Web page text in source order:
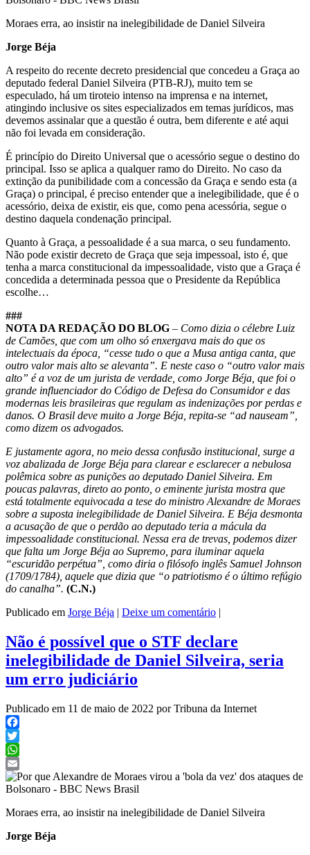
Moraes erra, ao insistir na inelegibilidade de Daniel Silveira
Jorge Béja
A respeito do recente decreto presidencial que concedeu a Graça ao
deputado federal Daniel Silveira (PTB-RJ), muito tem se
especulado, há um tiroteio intenso na imprensa e na internet,
atingindo inclusive os sites especializados em temas jurídicos, mas
devemos assinalar que a questão é outra, bem diferente e até aqui
não foi levada em consideração.
É princípio do Direito Universal que o acessório segue o destino do
principal. Isso se aplica a qualquer ramo do Direito. No caso da
extinção da punibilidade com a concessão da Graça e sendo esta (a
Graça) o principal, é preciso entender que a inelegibilidade, que é o
acessório, deixa de existir, eis que, como pena acessória, segue o
destino daquela condenação principal.
Quanto à Graça, a pessoalidade é a sua marca, o seu fundamento.
Não pode existir decreto de Graça que seja impessoal, isto é, que
tenha a marca constitucional da impessoalidade, visto que a Graça é
concedida a determinada pessoa que o Presidente da República
escolhe…
###
NOTA DA REDAÇÃO DO BLOG – Como dizia o célebre Luiz
de Camões, que com um olho só enxergava mais do que os
intelectuais da época, “cesse tudo o que a Musa antiga canta, que
outro valor mais alto se alevanta”. E neste caso o “outro valor mais
alto” é a voz de um jurista de verdade, como Jorge Béja, que foi o
grande influenciador do Código de Defesa do Consumidor e das
modernas leis brasileiras que regulam as indenizações por perdas e
danos. O Brasil deve muito a Jorge Béja, repita-se “ad nauseam”,
como dizem os advogados.
E justamente agora, no meio dessa confusão institucional, surge a
voz abalizada de Jorge Béja para clarear e esclarecer a nebulosa
polêmica sobre as punições ao deputado Daniel Silveira. Em
poucas palavras, direto ao ponto, o eminente jurista mostra que
está totalmente equivocada a tese do ministro Alexandre de Moraes
sobre a suposta inelegibilidade de Daniel Silveira. E Béja desmonta
a acusação de que o perdão ao deputado teria a mácula da
impessoalidade constitucional. Nessa era de trevas, podemos dizer
que falta um Jorge Béja ao Supremo, para iluminar aquela
“escuridão perpétua”, como diria o filósofo inglês Samuel Johnson
(1709/1784), aquele que dizia que “o patriotismo é o último refúgio
do canalha”. (C.N.)
Publicado em Jorge Béja | Deixe um comentário |
Não é possível que o STF declare
inelegibilidade de Daniel Silveira, seria
um erro judiciário
Publicado em 11 de maio de 2022 por Tribuna da Internet
Facebook
Twitter
WhatsApp
Email
Moraes erra, ao insistir na inelegibilidade de Daniel Silveira
Jorge Béja